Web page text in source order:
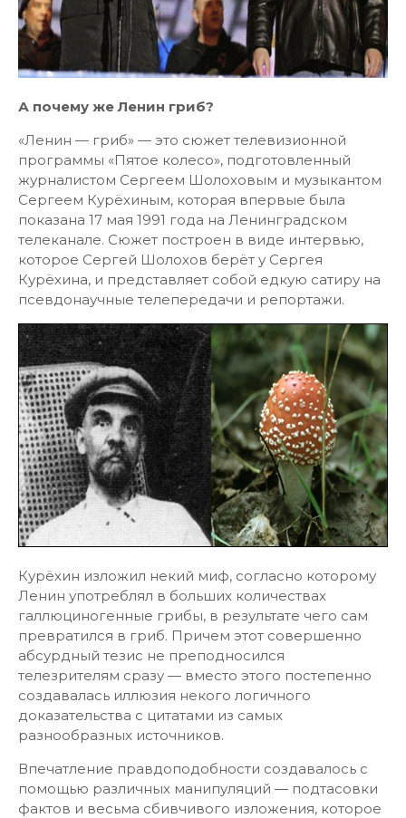
А почему же Ленин гриб?
«Ленин — гриб» — это сюжет телевизионной
программы «Пятое колесо», подготовленный
журналистом Сергеем Шолоховым и музыкантом
Сергеем Курёхиным, которая впервые была
показана 17 мая 1991 года на Ленинградском
телеканале. Сюжет построен в виде интервью,
которое Сергей Шолохов берёт у Сергея
Курёхина, и представляет собой едкую сатиру на
псевдонаучные телепередачи и репортажи.
Курёхин изложил некий миф, согласно которому
Ленин употреблял в больших количествах
галлюциногенные грибы, в результате чего сам
превратился в гриб. Причем этот совершенно
абсурдный тезис не преподносился
телезрителям сразу — вместо этого постепенно
создавалась иллюзия некого логичного
доказательства с цитатами из самых
разнообразных источников.
Впечатление правдоподобности создавалось с
помощью различных манипуляций — подтасовки
фактов и весьма сбивчивого изложения, которое